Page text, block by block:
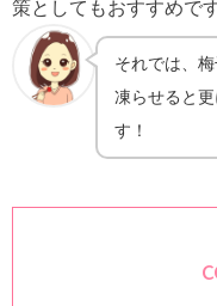
策としてもおすすめで
それでは、
凍らせると
す！